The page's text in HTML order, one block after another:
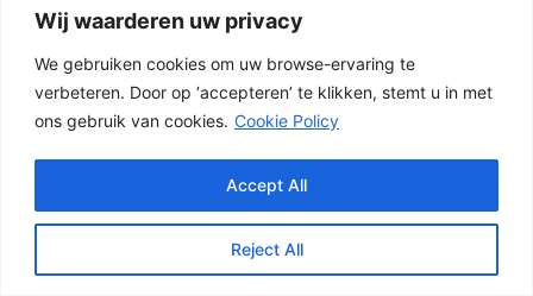
Wij waarderen uw privacy
We gebruiken cookies om uw browse-ervaring te
verbeteren. Door op ‘accepteren’ te klikken, stemt u in met
ons gebruik van cookies. Cookie Policy
Reject All
Accept All
beton schutting met hoge betonplaat of zwarte
accenten goed passen. Daarom is persoonlijk advies
vaak beter dan alleen online een standaardprijs
bekijken.
In veel tuinen wordt gekozen voor een combinatie
van hout en beton. {De betonnen onderzijde
beschermt het hout tegen direct contact met vochtige